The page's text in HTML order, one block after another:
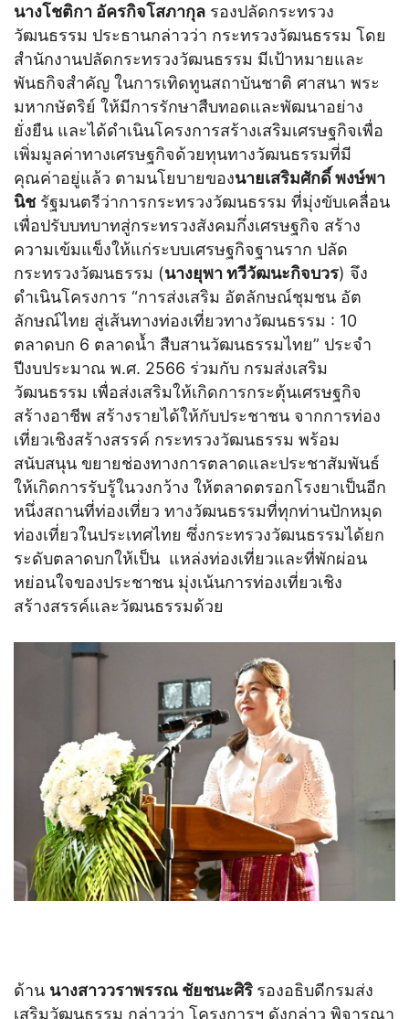
นางโชติกา อัครกิจโสภากุล รองปลัดกระทรวง
วัฒนธรรม ประธานกล่าวว่า กระทรวงวัฒนธรรม โดย
สำนักงานปลัดกระทรวงวัฒนธรรม มีเป้าหมายและ
พันธกิจสำคัญ ในการเทิดทูนสถาบันชาติ ศาสนา พระ
มหากษัตริย์ ให้มีการรักษาสืบทอดและพัฒนาอย่าง
ยั่งยืน และได้ดำเนินโครงการสร้างเสริมเศรษฐกิจเพื่อ
เพิ่มมูลค่าทางเศรษฐกิจด้วยทุนทางวัฒนธรรมที่มี
คุณค่าอยู่แล้ว ตามนโยบายของนายเสริมศักดิ์ พงษ์พา
นิชรัฐมนตรีว่าการกระทรวงวัฒนธรรม ที่มุ่งขับเคลื่อน
เพื่อปรับบทบาทสู่กระทรวงสังคมกึ่งเศรษฐกิจ สร้าง
ความเข้มแข็งให้แก่ระบบเศรษฐกิจฐานราก ปลัด
กระทรวงวัฒนธรรม (นางยุพา ทวีวัฒนะกิจบวร) จึง
ดำเนินโครงการ “การส่งเสริม อัตลักษณ์ชุมชน อัต
ลักษณ์ไทย สู่เส้นทางท่องเที่ยวทางวัฒนธรรม : 10
ตลาดบก 6 ตลาดน้ำ สืบสานวัฒนธรรมไทย” ประจำ
ปีงบประมาณ พ.ศ. 2566 ร่วมกับ กรมส่งเสริม
วัฒนธรรม เพื่อส่งเสริมให้เกิดการกระตุ้นเศรษฐกิจ
สร้างอาชีพ สร้างรายได้ให้กับประชาชน จากการท่อง
เที่ยวเชิงสร้างสรรค์ กระทรวงวัฒนธรรม พร้อม
สนับสนุน ขยายช่องทางการตลาดและประชาสัมพันธ์
ให้เกิดการรับรู้ในวงกว้าง ให้ตลาดตรอกโรงยาเป็นอีก
หนึ่งสถานที่ท่องเที่ยว ทางวัฒนธรรมที่ทุกท่านปักหมุด
ท่องเที่ยวในประเทศไทย ซึ่งกระทรวงวัฒนธรรมได้ยก
ระดับตลาดบกให้เป็น แหล่งท่องเที่ยวและที่พักผ่อน
หย่อนใจของประชาชน มุ่งเน้นการท่องเที่ยวเชิง
สร้างสรรค์และวัฒนธรรมด้วย
ด้าน นางสาววราพรรณ ชัยชนะศิริ รองอธิบดีกรมส่ง
เสริมวัฒนธรรม กล่าวว่า โครงการฯ ดังกล่าว พิจารณา